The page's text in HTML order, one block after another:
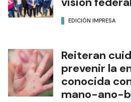
EDICIÓN IMPRESA
Reiteran
prevenir la
conocida
mano-ano-